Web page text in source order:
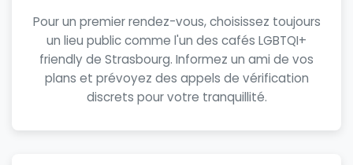
Pour un premier rendez-vous, choisissez toujours
un lieu public comme l'un des cafés LGBTQI+
friendly de Strasbourg. Informez un ami de vos
plans et prévoyez des appels de vérification
discrets pour votre tranquillité.